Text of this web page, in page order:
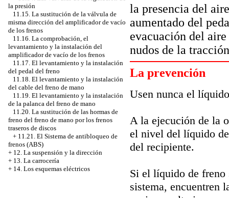
la presión
11.15. La sustitución de la válvula de
misma dirección del amplificador de vacío
de los frenos
11.16. La comprobación, el
levantamiento y la instalación del
amplificador de vacío de los frenos
11.17. El levantamiento y la instalación
del pedal del freno
11.18. El levantamiento y la instalación
del cable del freno de mano
11.19. El levantamiento y la instalación
de la palanca del freno de mano
11.20. La sustitución de las hormas de
freno del freno de mano por los frenos
traseros de discos
+ 11.21. El Sistema de antibloqueo de
frenos (ABS)
+ 12. La suspensión y la dirección
+ 13. La carrocería
+ 14. Los esquemas eléctricos
la presencia del
aumentado del
evacuación del
nudos de la
La prevención
Usen nunca el
A la ejecución de la
el nivel del líquido
del recipiente.
Si el líquido de freno
sistema, encuentren